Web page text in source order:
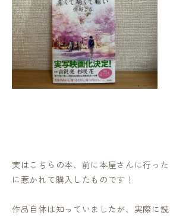
実はこちらの本、前に本屋さんに行っ
に惹かれて購入したものです！
作品自体は知っていましたが、実際に読